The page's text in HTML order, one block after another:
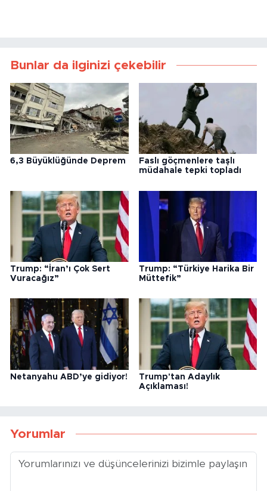
Bunlar da ilginizi çekebilir
6,3 Büyüklüğünde Deprem
Faslı göçmenlere taşlı
müdahale tepki topladı
Trump: “İran’ı Çok Sert
Vuracağız”
Trump: “Türkiye Harika Bir
Müttefik”
Netanyahu ABD’ye gidiyor!
Trump'tan Adaylık
Açıklaması!
Yorumlar